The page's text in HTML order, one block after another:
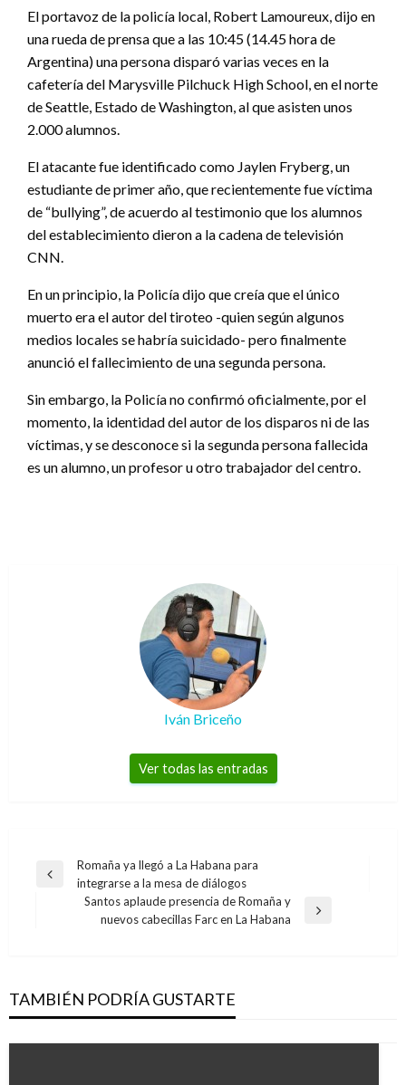
El portavoz de la policía local, Robert Lamoureux, dijo en
una rueda de prensa que a las 10:45 (14.45 hora de
Argentina) una persona disparó varias veces en la
cafetería del Marysville Pilchuck High School, en el norte
de Seattle, Estado de Washington, al que asisten unos
2.000 alumnos.
El atacante fue identificado como Jaylen Fryberg, un
estudiante de primer año, que recientemente fue víctima
de “bullying”, de acuerdo al testimonio que los alumnos
del establecimiento dieron a la cadena de televisión
CNN.
En un principio, la Policía dijo que creía que el único
muerto era el autor del tiroteo -quien según algunos
medios locales se habría suicidado- pero finalmente
anunció el fallecimiento de una segunda persona.
Sin embargo, la Policía no confirmó oficialmente, por el
momento, la identidad del autor de los disparos ni de las
víctimas, y se desconoce si la segunda persona fallecida
es un alumno, un profesor u otro trabajador del centro.
Iván Briceño
Ver todas las entradas
Navegación
entradas
Entrada
Romaña ya llegó a La Habana para
integrarse a la mesa de diálogos
Santos aplaude presencia de Romaña y
nuevos cabecillas Farc en La Habana
TAMBIÉN PODRÍA GUSTARTE